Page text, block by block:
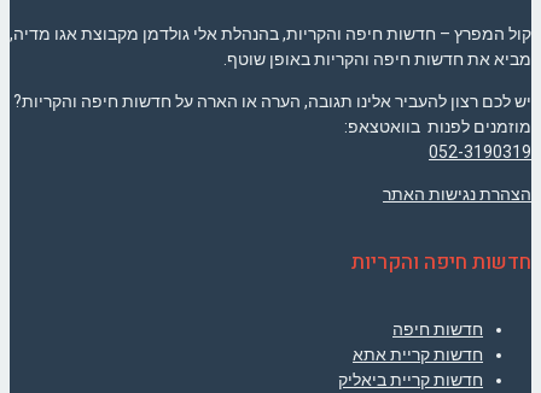
קול המפרץ – חדשות חיפה והקריות, בהנהלת אלי גולדמן מקבוצת אגו מדיה,
מביא את חדשות חיפה והקריות באופן שוטף.
יש לכם רצון להעביר אלינו תגובה, הערה או הארה על חדשות חיפה והקריות?
מוזמנים לפנות בוואטצאפ:
052-3190319
הצהרת נגישות האתר
חדשות חיפה והקריות
חדשות חיפה
חדשות קריית אתא
חדשות קריית ביאליק